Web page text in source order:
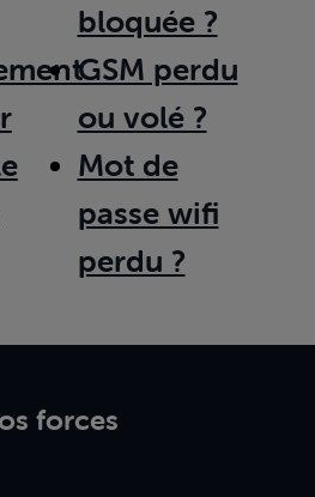
bloquée ?
GSM perdu
ou volé ?
Mot de
passe wifi
perdu ?
forces